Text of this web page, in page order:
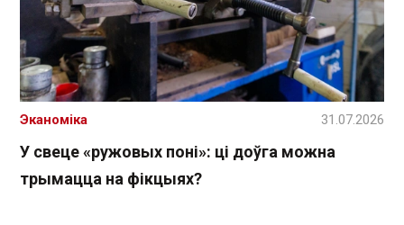
У свеце «ружовых поні»: ці доўга можна
трымацца на фікцыях?
Эканоміка 31.07.2026